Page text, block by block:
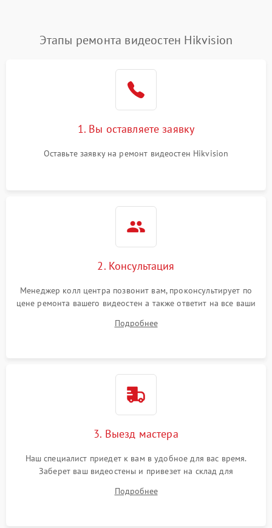
Этапы ремонта видеостен Hikvision
1. Вы оставляете заявку
Оставьте заявку на ремонт видеостен Hikvision
2. Консультация
Менеджер колл центра позвонит вам, проконсультирует по
цене ремонта вашего видеостен а также ответит на все ваши
Подробнее
3. Выезд мастера
Наш специалист приедет к вам в удобное для вас время.
Заберет ваш видеостены и привезет на склад для
Подробнее